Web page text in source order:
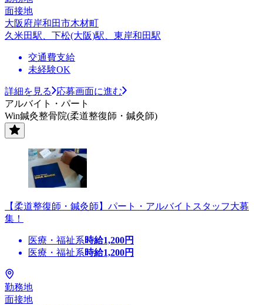
面接地
大阪府岸和田市木材町
久米田駅、下松(大阪)駅、東岸和田駅
交通費支給
未経験OK
詳細を見る
応募画面に進む
アルバイト・パート
Win鍼灸整骨院(柔道整復師・鍼灸師)
【柔道整復師・鍼灸師】パート・アルバイトスタッフ大募
集！
医療・福祉系時給1,200円
医療・福祉系時給1,200円
勤務地
面接地